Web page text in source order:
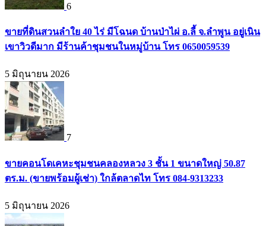
6
ขายที่ดินสวนลำใย 40 ไร่ มีโฉนด บ้านป่าไผ่ อ.ลี้ จ.ลำพูน อยู่เนิน
เขาวิวดีมาก มีร้านค้าชุมชนในหมู่บ้าน โทร 0650059539
5 มิถุนายน 2026
7
ขายคอนโดเคหะชุมชนคลองหลวง 3 ชั้น 1 ขนาดใหญ่ 50.87
ตร.ม. (ขายพร้อมผู้เช่า) ใกล้ตลาดไท โทร 084-9313233
5 มิถุนายน 2026